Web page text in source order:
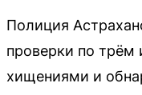
Полиция
проверки по трём
хищениями и